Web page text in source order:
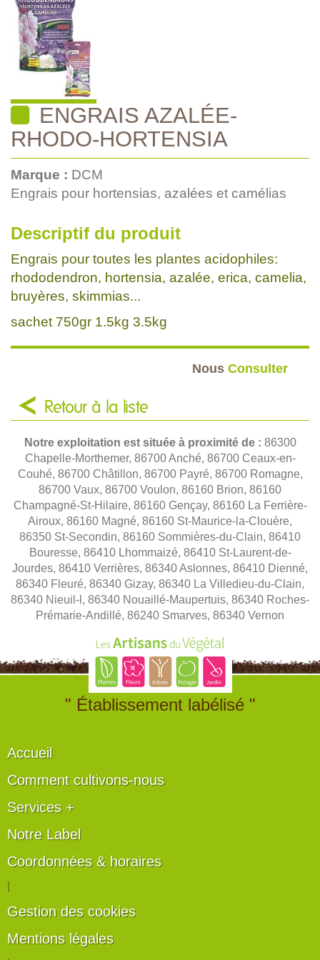
ENGRAIS AZALÉE-
RHODO-HORTENSIA
Marque : DCM
Engrais pour hortensias, azalées et camélias
Descriptif du produit
Engrais pour toutes les plantes acidophiles:
rhododendron, hortensia, azalée, erica, camelia,
bruyères, skimmias...
sachet 750gr 1.5kg 3.5kg
Nous Consulter
Retour à la liste
Notre exploitation est située à proximité de : 86300
Chapelle-Morthemer, 86700 Anché, 86700 Ceaux-en-
Couhé, 86700 Châtillon, 86700 Payré, 86700 Romagne,
86700 Vaux, 86700 Voulon, 86160 Brion, 86160
Champagné-St-Hilaire, 86160 Gençay, 86160 La Ferrière-
Airoux, 86160 Magné, 86160 St-Maurice-la-Clouère,
86350 St-Secondin, 86160 Sommières-du-Clain, 86410
Bouresse, 86410 Lhommaizé, 86410 St-Laurent-de-
Jourdes, 86410 Verrières, 86340 Aslonnes, 86410 Dienné,
86340 Fleuré, 86340 Gizay, 86340 La Villedieu-du-Clain,
86340 Nieuil-l, 86340 Nouaillé-Maupertuis, 86340 Roches-
Prémarie-Andillé, 86240 Smarves, 86340 Vernon
" Établissement labélisé "
Accueil
Comment cultivons-nous
Services +
Notre Label
Coordonnées & horaires
Gestion des cookies
Mentions légales